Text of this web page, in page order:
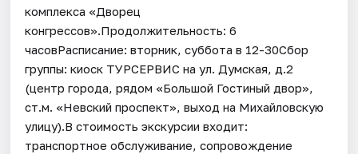
комплекса «Дворец
конгрессов».Продолжительность: 6
часовРасписание: вторник, суббота в 12-30Сбор
группы: киоск ТУРСЕРВИС на ул. Думская, д.2
(центр города, рядом «Большой Гостиный двор»,
ст.м. «Невский проспект», выход на Михайловскую
улицу).В стоимость экскурсии входит:
транспортное обслуживание, сопровождение